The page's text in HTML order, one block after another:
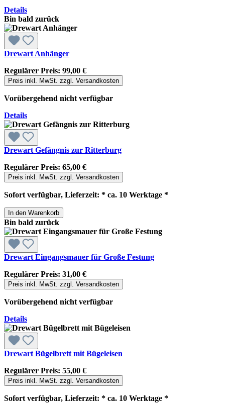
Details
Bin bald zurück
Drewart Anhänger
Regulärer Preis: 99,00 €
Preis inkl. MwSt. zzgl. Versandkosten
Vorübergehend nicht verfügbar
Details
Drewart Gefängnis zur Ritterburg
Regulärer Preis: 65,00 €
Preis inkl. MwSt. zzgl. Versandkosten
Sofort verfügbar, Lieferzeit: * ca. 10 Werktage *
In den Warenkorb
Bin bald zurück
Drewart Eingangsmauer für Große Festung
Regulärer Preis: 31,00 €
Preis inkl. MwSt. zzgl. Versandkosten
Vorübergehend nicht verfügbar
Details
Drewart Bügelbrett mit Bügeleisen
Regulärer Preis: 55,00 €
Preis inkl. MwSt. zzgl. Versandkosten
Sofort verfügbar, Lieferzeit: * ca. 10 Werktage *